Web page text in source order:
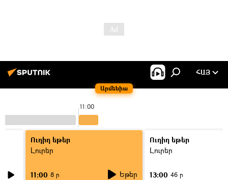
Արմենիա
ՀԱՅ
11:00
Ուղիղ եթեր
Լուրեր
11:00 8 ր Եթեր
Ուղիղ եթեր
Լուրեր
13:00 46 ր